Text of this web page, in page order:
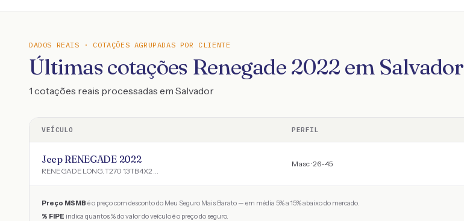
DADOS REAIS · COTAÇÕES AGRUPADAS POR CLIENTE
Últimas cotações Renegade 2022 em Salvador
1 cotações reais processadas em Salvador
VEÍCULO PERFIL
Jeep RENEGADE 2022
RENEGADE LONG. T270 1.3 TB 4X2 FLEX AUT.
Masc · 26-45
Preço MSMB é o preço com desconto do Meu Seguro Mais Barato — em média 5% a 15% abaixo do mercado.
% FIPE indica quantos % do valor do veículo é o preço do seguro.